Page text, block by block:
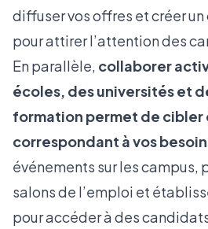
diffuser vos offres et créer
pour attirer l’attention des
En parallèle, collaborer
écoles, des universités et
formation permet de cibler
correspondant à vos
événements sur les campus,
salons de l’emploi et
pour accéder à des